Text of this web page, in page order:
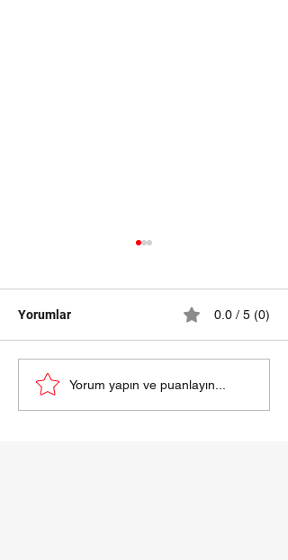
samsun halı yıkama
fiyatları 2024
Yorumlar 0.0 / 5 (0)
Yorum yapın ve puanlayın...